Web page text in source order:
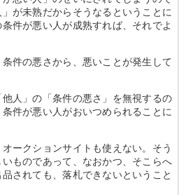
が未熟だからそうなるということに
件が悪い人が成熟すれば、それでよ
件の悪さから、悪いことが発生して
人」の「条件の悪さ」を無視するの
件が悪い人がおいつめられることに
ークションサイトも使えない。そう
ものであって、なおかつ、そこらへ
されても、落札できないということ